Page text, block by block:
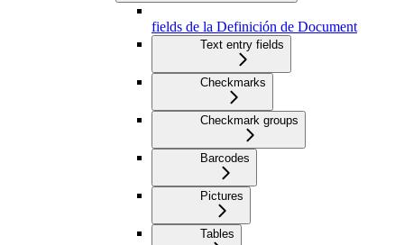
fields de la Definición de Document
Text entry fields
Checkmarks
Checkmark groups
Barcodes
Pictures
Tables